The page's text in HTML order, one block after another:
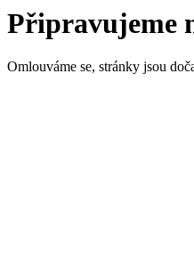
Připravujeme
Omlouváme se, stránky jsou